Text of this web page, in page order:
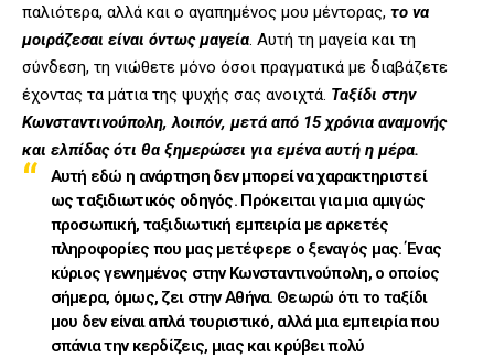
παλιότερα, αλλά και ο αγαπημένος μου μέντορας, το να
μοιράζεσαι είναι όντως μαγεία. Αυτή τη μαγεία και τη
σύνδεση, τη νιώθετε μόνο όσοι πραγματικά με διαβάζετε
έχοντας τα μάτια της ψυχής σας ανοιχτά. Ταξίδι στην
Κωνσταντινούπολη, λοιπόν, μετά από 15 χρόνια αναμονής
και ελπίδας ότι θα ξημερώσει για εμένα αυτή η μέρα.
Αυτή εδώ η ανάρτηση δεν μπορεί να χαρακτηριστεί
ως ταξιδιωτικός οδηγός. Πρόκειται για μια αμιγώς
προσωπική, ταξιδιωτική εμπειρία με αρκετές
πληροφορίες που μας μετέφερε ο ξεναγός μας. Ένας
κύριος γεννημένος στην Κωνσταντινούπολη, ο οποίος
σήμερα, όμως, ζει στην Αθήνα. Θεωρώ ότι το ταξίδι
μου δεν είναι απλά τουριστικό, αλλά μια εμπειρία που
σπάνια την κερδίζεις, μιας και κρύβει πολύ